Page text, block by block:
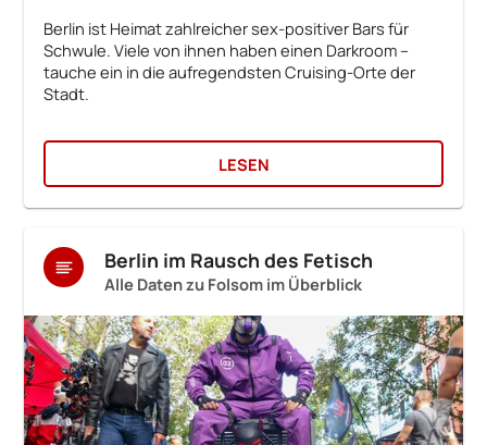
Berlin ist Heimat zahlreicher sex-positiver Bars für
Schwule. Viele von ihnen haben einen Darkroom –
tauche ein in die aufregendsten Cruising-Orte der
Stadt.
LESEN
Berlin im Rausch des Fetisch
Alle Daten zu Folsom im Überblick